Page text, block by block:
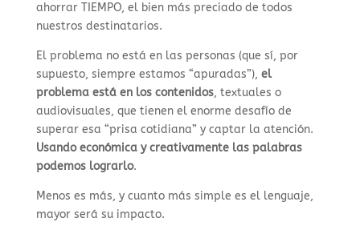
ahorrar TIEMPO, el bien más preciado de todos
nuestros destinatarios.
El problema no está en las personas (que sí, por
supuesto, siempre estamos “apuradas”), el
problema está en los contenidos, textuales o
audiovisuales, que tienen el enorme desafío de
superar esa “prisa cotidiana” y captar la atención.
Usandoeconómicay creativamentelas palabras
podemos lograrlo.
Menos es más, y cuanto más simple es el lenguaje,
mayor será su impacto.